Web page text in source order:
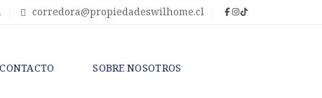
corredora@propiedadeswilhome.cl
CONTACTO SOBRE NOSOTROS